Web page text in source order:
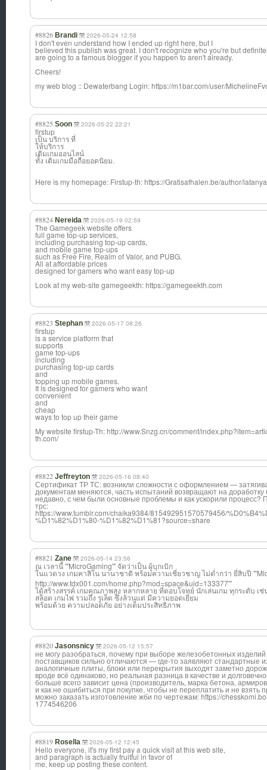
#8826 Brandi 2026-05-24 12:58
I don't even understand how I ended up right here, but I
believed this publish was great. I don't recognize who you're but
are going to a famous blogger if you happen to aren't already.
Cheers!
my web blog :: Dewaterbang Login: https://m1bar.com/user/
#8825 Soon 2026-05-22 22:21
firstup
เป็น บริการ ที่
ให้บริการ
เติมเกมออนไลน์
ทั้ง เติมเกมมือถือยอดนิยม.
Here is my homepage: Firstup-th: https://Gratisafhalen.be/author/
#8824 Nereida 2026-05-19 02:59
The Gamegeek website offers
full game top-up services,
including purchasing top-up cards,
and mobile game top-ups
such as Free Fire, Realm of Valor, and PUBG.
All at affordable prices
designed for gamers who want easy top-up
Look at my web-site gamegeekth: https://gamegeekth.com
#8823 Stephan 2026-05-17 08:26
firstup
is a service platform that
supports
game top-ups
including
purchasing top-up cards
and
topping up mobile games.
It is designed for gamers who want
convenient
and
cheap
ways to top up their game
My website firstup-Th: http://www.Snzg.cn/comment/
th.com/
#8822 Jeffreyton 2026-05-16 08:40
Сертификат ТР ТС: возникли сложности с оформлением —
документам меняются, часть испытаний возвращают на
недавно, с чем были основные проблемы и как ускорили процесс?
трс:
https://www.tumblr.com/chaika9384/815492951570579456/
%D1%82%D1%80-%D1%82%D1%81?source=share
#8821 Zane 2026-05-14 23:56
ณ เวลานี้ "'MicroGaming'" จัดว่าเป็น ผู้บุกเบิก
ในแวดวง เกมคาสิโน นานาชาติ พร้อมความเชี่ยวชาญ ไม่ต่ำกว่า ยี่สิบปี
http://www.tdx001.com/home.php?mod=space&uid=133377'"
ได้สร้างสรรค์ เกมคุณภาพสูง หลากหลาย ที่ตอบโจทย์ นักเล่นเกม ทุกระดับ เช่
สล็อต เกมไพ่ รวมถึง รูเล็ต ซึ่งล้วนแต่ มีความยอดเยี่ยม
พร้อมด้วย ความปลอดภัย อย่างเต็มประสิทธิภาพ
#8820 Jasonsnicy 2026-05-12 15:57
не могу разобраться, почему при выборе железобетонных
поставщиков сильно отличаются — где-то заявляют стандартные
аналогичные плиты, блоки или перекрытия выходят заметно
вроде всё одинаково, но реальная разница в качестве и
больше всего зависит цена (производитель, марка бетона,
и как не ошибиться при покупке, чтобы не переплатить и не взять
можно заказать изготовление жби по чертежам: https://
1774546206
#8819 Rosella 2026-05-12 12:45
Hello everyone, it's my first pay a quick visit at this web site,
and paragraph is actually fruitful in favor of
me, keep up posting these content.